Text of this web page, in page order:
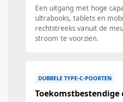
Een uitgang met hoge
ultrabooks, tablets en
rechtstreeks vanuit de
stroom te voorzien.
DUBBELE TYPE-C-POORTEN